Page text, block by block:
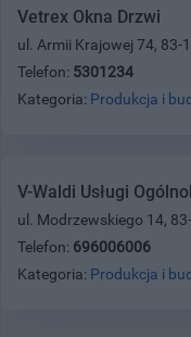
Vetrex Okna Drzwi
ul. Armii Krajowej 74, 83-
Telefon: 5301234
Kategoria: Produkcja i
V-Waldi Usługi
ul. Modrzewskiego 14,
Telefon: 696006006
Kategoria: Produkcja i